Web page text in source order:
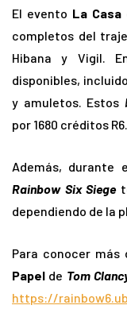
El evento La Casa
completos del
Hibana y Vigil.
disponibles,
y amuletos. Estos
por 1680 créditos R6.
Además, durante
Rainbow Six Siege
dependiendo de la
Para conocer
Papel de Tom
https://